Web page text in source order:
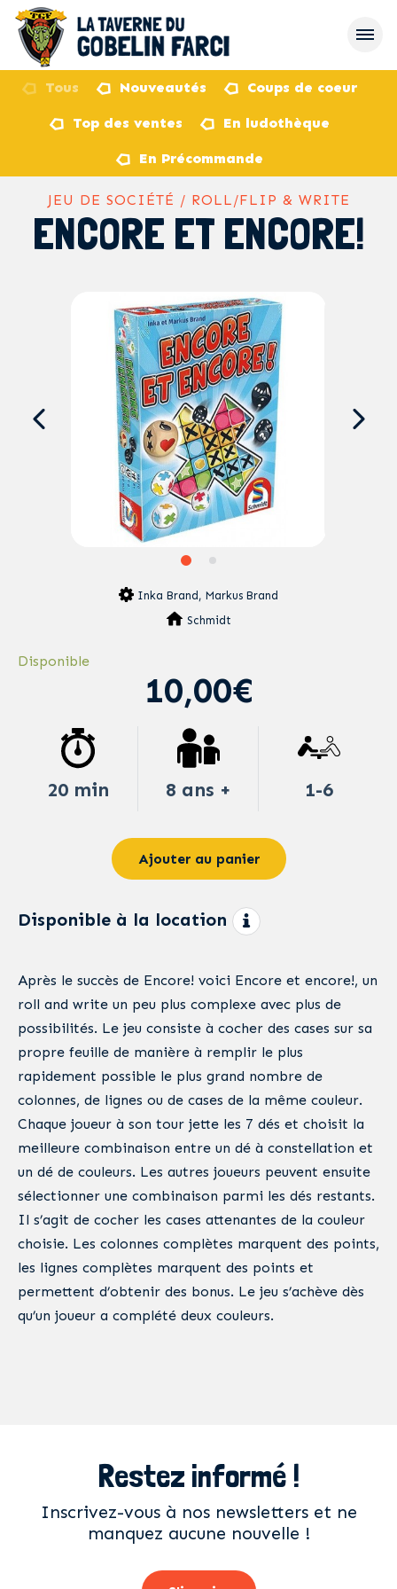
Tous Nouveautés Coups de coeur
Top des ventes En ludothèque
En Précommande
JEU DE SOCIÉTÉ / ROLL/FLIP & WRITE
ENCORE ET ENCORE!
Inka Brand, Markus Brand
Schmidt
Disponible
10,00€
20 min 8 ans + 1-6
Ajouter au panier
Disponible à la location
Après le succès de Encore! voici Encore et encore!, un
roll and write un peu plus complexe avec plus de
possibilités. Le jeu consiste à cocher des cases sur sa
propre feuille de manière à remplir le plus
rapidement possible le plus grand nombre de
colonnes, de lignes ou de cases de la même couleur.
Chaque joueur à son tour jette les 7 dés et choisit la
meilleure combinaison entre un dé à constellation et
un dé de couleurs. Les autres joueurs peuvent ensuite
sélectionner une combinaison parmi les dés restants.
Il s’agit de cocher les cases attenantes de la couleur
choisie. Les colonnes complètes marquent des points,
les lignes complètes marquent des points et
permettent d’obtenir des bonus. Le jeu s’achève dès
qu’un joueur a complété deux couleurs.
Restez informé !
Inscrivez-vous à nos newsletters et ne
manquez aucune nouvelle !